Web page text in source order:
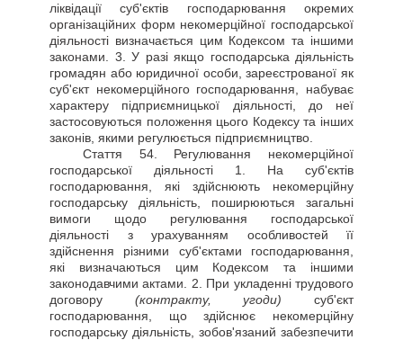
ліквідації суб'єктів господарювання окремих
організаційних форм некомерційної господарської
діяльності визначається цим Кодексом та іншими
законами. 3. У разі якщо господарська діяльність
громадян або юридичної особи, зареєстрованої як
суб'єкт некомерційного господарювання, набуває
характеру підприємницької діяльності, до неї
застосовуються положення цього Кодексу та інших
законів, якими регулюється підприємництво.
Стаття 54. Регулювання некомерційної
господарської діяльності 1. На суб'єктів
господарювання, які здійснюють некомерційну
господарську діяльність, поширюються загальні
вимоги щодо регулювання господарської
діяльності з урахуванням особливостей її
здійснення різними суб'єктами господарювання,
які визначаються цим Кодексом та іншими
законодавчими актами. 2. При укладенні трудового
договору (контракту, угоди) суб'єкт
господарювання, що здійснює некомерційну
господарську діяльність, зобов'язаний забезпечити